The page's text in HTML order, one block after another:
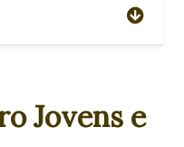
Jovens e